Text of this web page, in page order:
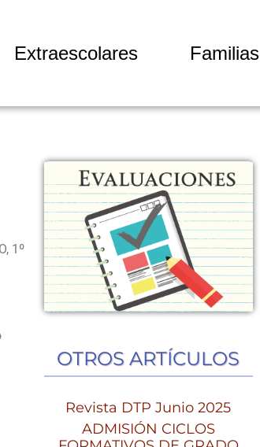
Extraescolares Familias
1º
OTROS ARTÍCULOS
Revista DTP Junio 2025
ADMISIÓN CICLOS